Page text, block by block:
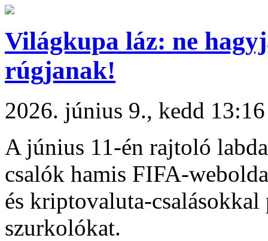
Világkupa láz: ne
rúgjanak!
2026. június 9., kedd 13:16
A június 11-én rajtoló
csalók hamis FIFA-
és kriptovaluta-
szurkolókat.